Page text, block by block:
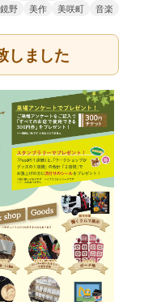
野 美作 美咲町 音楽
しました